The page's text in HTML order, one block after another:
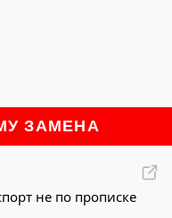
ЗАМЕНА
не по прописке